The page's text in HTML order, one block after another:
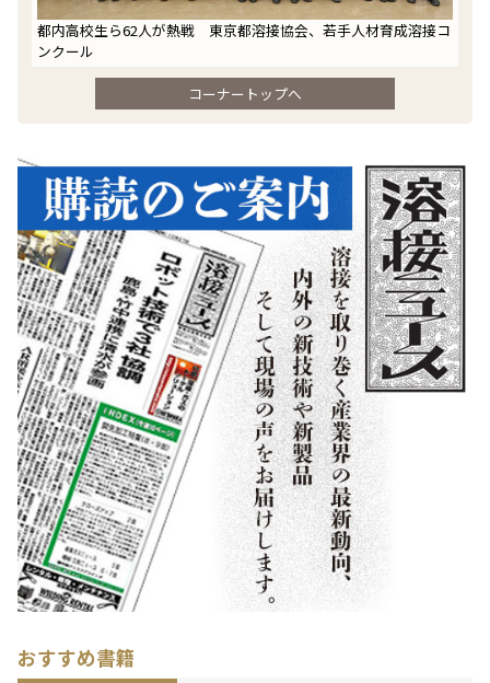
都内高校生ら62人が熱戦 東京都溶接協会、若手人材育成溶接コ
ンクール
コーナートップへ
おすすめ書籍